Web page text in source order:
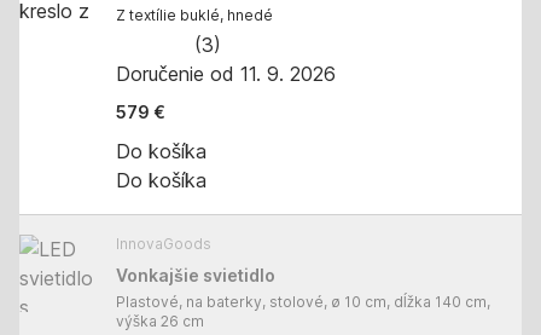
Z textílie buklé, hnedé
(3)
Doručenie od 11. 9. 2026
579 €
Do košíka
Do košíka
InnovaGoods
Vonkajšie svietidlo
Plastové, na baterky, stolové, ø 10 cm, dĺžka 140 cm,
výška 26 cm